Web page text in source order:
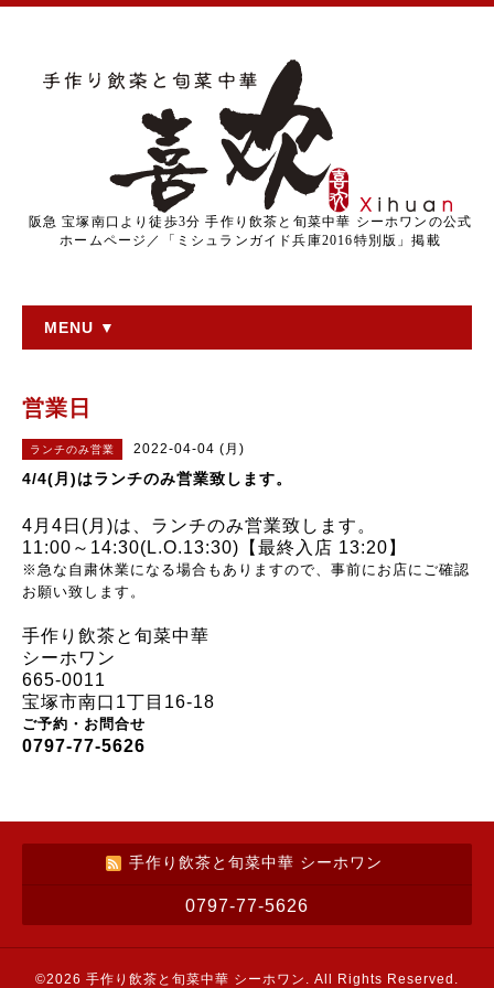
阪急 宝塚南口より徒歩3分 手作り飲茶と旬菜中華 シーホワンの公式
ホームページ／「ミシュランガイド兵庫2016特別版」掲載
MENU ▼
営業日
ランチのみ営業 2022-04-04 (月)
4/4(月)はランチのみ営業致します。
4月4日(月)は、 ランチのみ営業致します。
11:00～14:30(L.O.13:30)【最終入店 13:20】
※急な自粛休業になる場合もありますので、事前にお店にご確認
お願い致します。
手作り飲茶と旬菜中華
シーホワン
665-0011
宝塚市南口1丁目16-18
ご予約・お問合せ
0797-77-5626
手作り飲茶と旬菜中華 シーホワン
0797-77-5626
©2026 手作り飲茶と旬菜中華 シーホワン . All Rights Reserved.